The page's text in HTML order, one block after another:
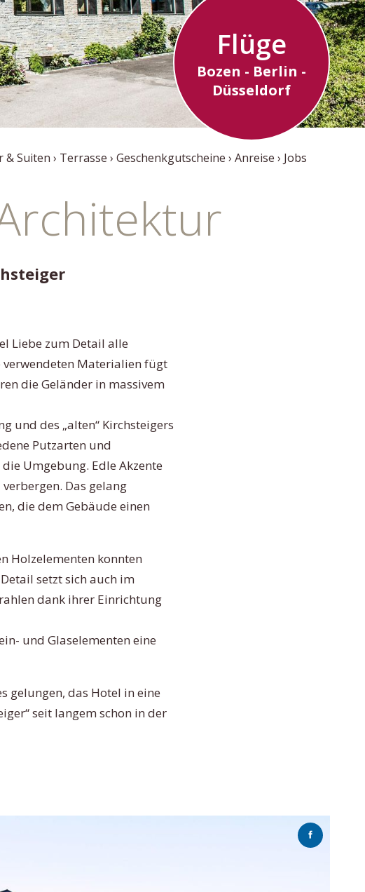
Flüge
Bozen - Berlin -
Düsseldorf
& Suiten Terrasse Geschenkgutscheine Anreise Jobs
Liebe zum Detail alle
Materialien fügt
die Geländer in massivem
und des „alten“ Kirchsteigers
Putzarten und
Umgebung. Edle Akzente
Das gelang
die dem Gebäude einen
Holzelementen konnten
setzt sich auch im
dank ihrer Einrichtung
und Glaselementen eine
gelungen, das Hotel in eine
seit langem schon in der